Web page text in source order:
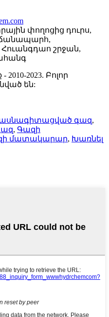
փողոցից դուրս,
ճանապարհ,
շրջան,
2023. Բոլոր
են:
գազ,
, Գազի
մատակարար, Խառնել